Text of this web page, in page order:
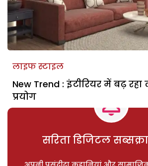
लाइफ स्टाइल
New Trend : इंटीरियर में बढ़
प्रयोग
सरिता डिजिटल